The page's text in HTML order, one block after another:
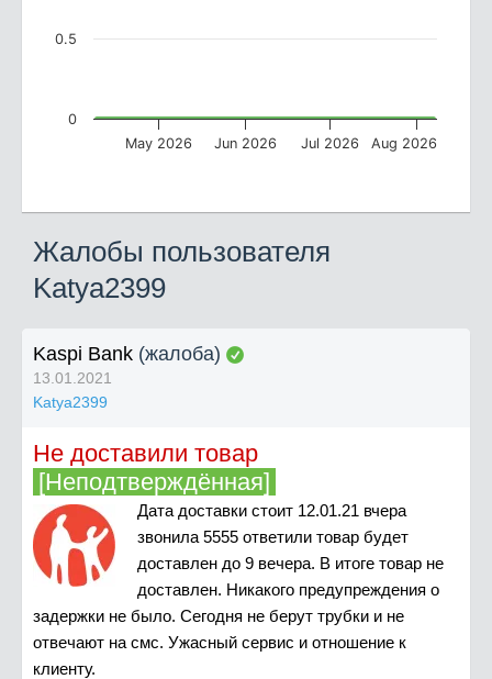
May 2026 Jun 2026 Jul 2026 Aug 2026
0
0.5
Жалобы пользователя
Katya2399
Kaspi Bank (жалоба)
13.01.2021
Katya2399
Не доставили товар
[Неподтверждённая]
Дата доставки стоит 12.01.21 вчера
звонила 5555 ответили товар будет
доставлен до 9 вечера. В итоге товар не
доставлен. Никакого предупреждения о
задержки не было. Сегодня не берут трубки и не
отвечают на смс. Ужасный сервис и отношение к
клиенту.